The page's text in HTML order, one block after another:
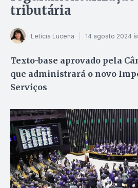
tributária
Letícia Lucena 14 agosto 2024
Texto-base aprovado pela
que administrará o novo
Serviços